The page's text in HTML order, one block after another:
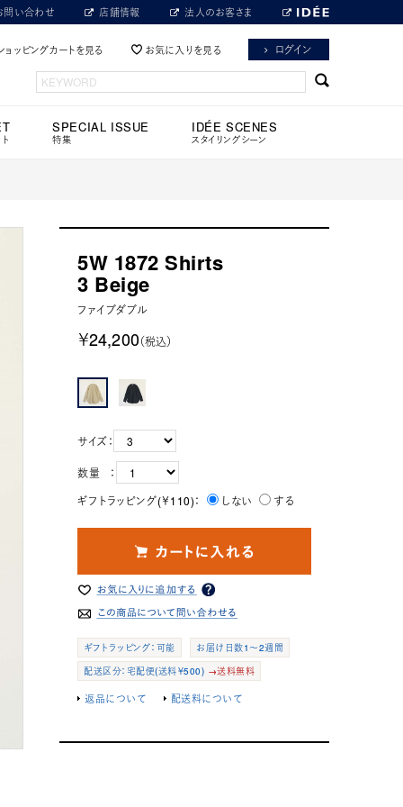
問い合わせ 店舗情報 法人のお客さま
ョッピングカートを見る お気に入りを見る ログイン
SPECIAL ISSUE
特集
IDÉE SCENES
スタイリングシーン
5W 1872 Shirts
3 Beige
ファイブダブル
￥24,200（税込）
サイズ：
数量 ：
ギフトラッピング(￥110)：
しない する
ギフトラッピング：可能
お届け日数1～2週間
配送区分：宅配便(送料￥500) →送料無料
返品について 配送料について